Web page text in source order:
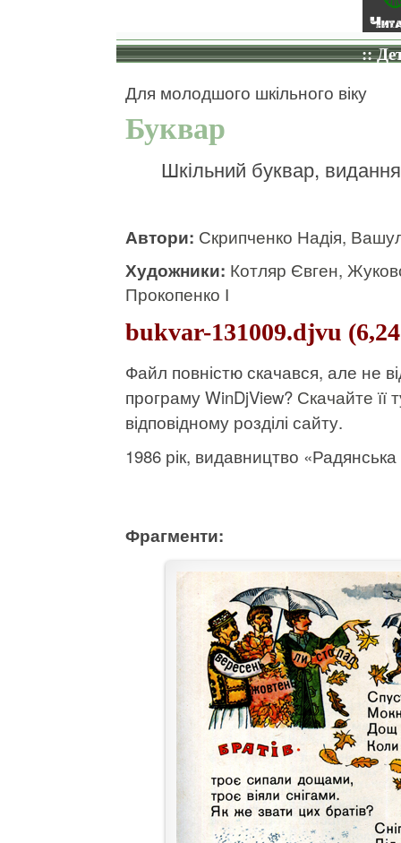
::
Для молодшого шкільного віку
Буквар
Шкільний буквар,
Автори: Скрипченко Надія,
Художники: Котляр Євген,
Прокопенко І
bukvar-131009.djvu
Файл повністю скачався, але не
програму WinDjView? Скачайте її
відповідному розділі сайту.
1986 рік, видавництво «Радянська
Фрагменти: